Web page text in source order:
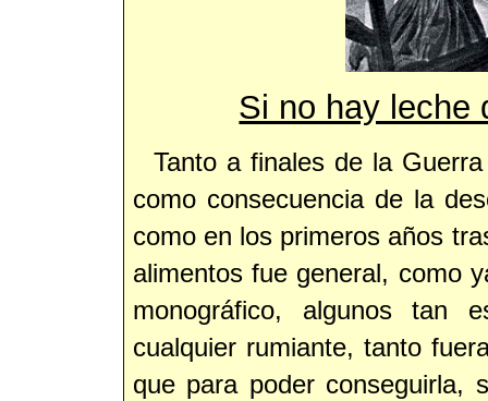
Si no hay leche
Tanto a finales de la
como consecuencia de la
como en los primeros años
alimentos fue general, como
monográfico, algunos tan
cualquier rumiante, tanto
que para poder conseguirla,